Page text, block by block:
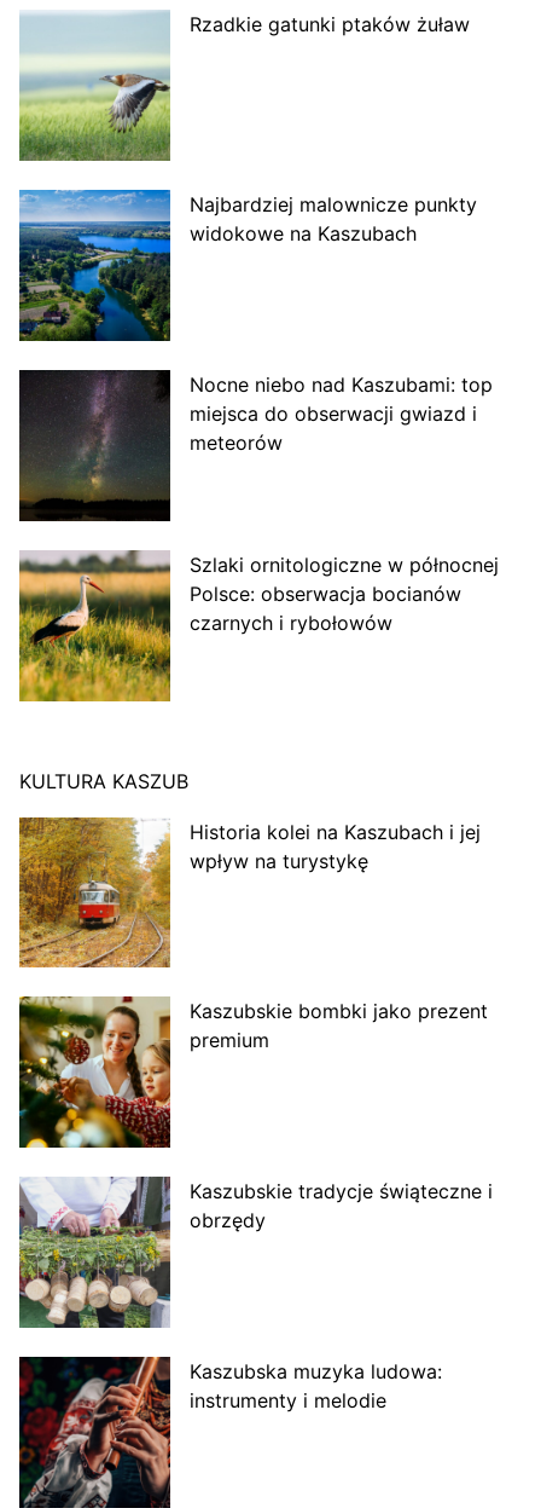
Rzadkie gatunki ptaków żuław
Najbardziej malownicze punkty
widokowe na Kaszubach
Nocne niebo nad Kaszubami: top
miejsca do obserwacji gwiazd i
meteorów
Szlaki ornitologiczne w północnej
Polsce: obserwacja bocianów
czarnych i rybołowów
KULTURA KASZUB
Historia kolei na Kaszubach i jej
wpływ na turystykę
Kaszubskie bombki jako prezent
premium
Kaszubskie tradycje świąteczne i
obrzędy
Kaszubska muzyka ludowa:
instrumenty i melodie